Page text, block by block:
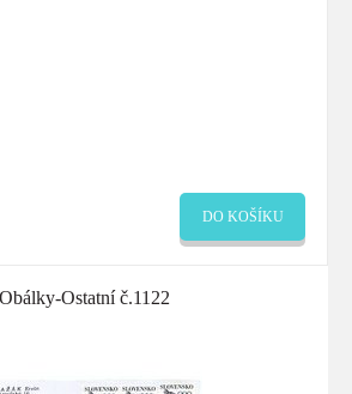
DO KOŠÍKU
Obálky-Ostatní č.1122